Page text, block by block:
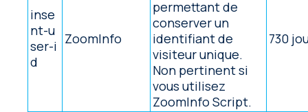
inse
nt-u
ser-i
d
ZoomInfo
permettant de
conserver un
identifiant de
visiteur unique.
Non pertinent si
vous utilisez
ZoomInfo Script.
730